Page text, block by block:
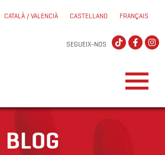
CATALÀ / VALENCIÀ CASTELLANO FRANÇAIS
SEGUEIX-NOS
BLOG